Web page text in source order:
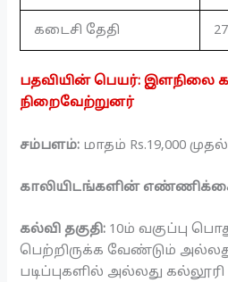
கடைசி தேதி
பதவியின் பெயர்: இளநிலை
நிறைவேற்றுனர்
சம்பளம்: மாதம் Rs.19,000
காலியிடங்களின்
கல்வி தகுதி: 10ம் வகுப்பு
பெற்றிருக்க வேண்டும்
படிப்புகளில் அல்லது கல்லூரி